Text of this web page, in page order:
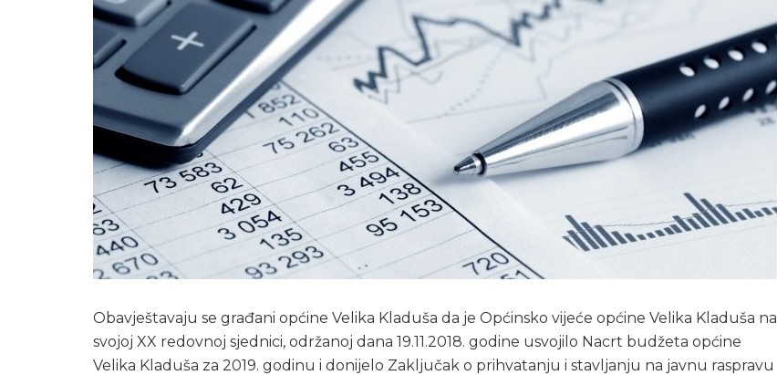
Obavještavaju se građani općine Velika Kladuša da je Općinsko vijeće općine Velika Kladuša na
svojoj XX redovnoj sjednici, održanoj dana 19.11.2018. godine usvojilo Nacrt budžeta općine
Velika Kladuša za 2019. godinu i donijelo Zaključak o prihvatanju i stavljanju na javnu raspravu